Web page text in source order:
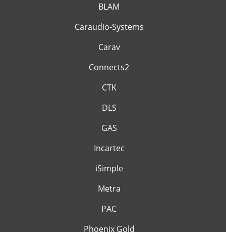
BLAM
Caraudio-Systems
Carav
Connects2
CTK
DLS
GAS
Incartec
iSimple
Metra
PAC
Phoenix Gold